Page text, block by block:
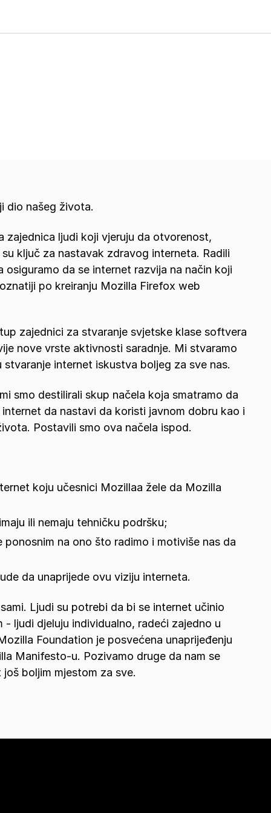
dio našeg života.
zajednica ljudi koji vjeruju da otvorenost,
ključ za nastavak zdravog interneta. Radili
osiguramo da se internet razvija na način koji
po kreiranju Mozilla Firefox web
zajednici za stvaranje svjetske klase softvera
nove vrste aktivnosti saradnje. Mi stvaramo
stvaranje internet iskustva boljeg za sve nas.
smo destilirali skup načela koja smatramo da
da nastavi da koristi javnom dobru kao i
Postavili smo ova načela ispod.
koju učesnici Mozillaa žele da Mozilla
ili nemaju tehničku podršku;
ponosnim na ono što radimo i motiviše nas da
da unaprijede ovu viziju interneta.
Ljudi su potrebi da bi se internet učinio
ljudi djeluju individualno, radeći zajedno u
Foundation je posvećena unaprijeđenju
Manifesto-u. Pozivamo druge da nam se
boljim mjestom za sve.